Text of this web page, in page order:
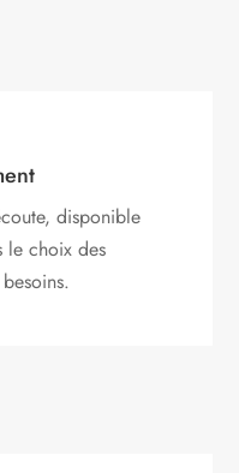
disponible
le choix des